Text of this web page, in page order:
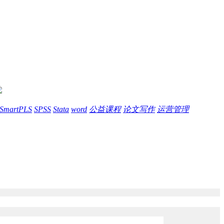
SmartPLS SPSS Stata word 公益课程 论文写作 运营管理